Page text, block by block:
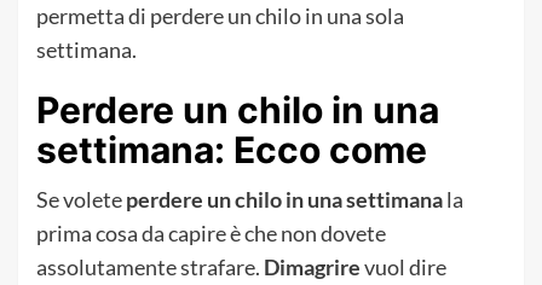
permetta di perdere un chilo in una sola
settimana.
Perdere un chilo in una
settimana: Ecco come
Se voleteperdere un chilo in una settimanala
prima cosa da capire è che non dovete
assolutamente strafare. Dimagrirevuol dire